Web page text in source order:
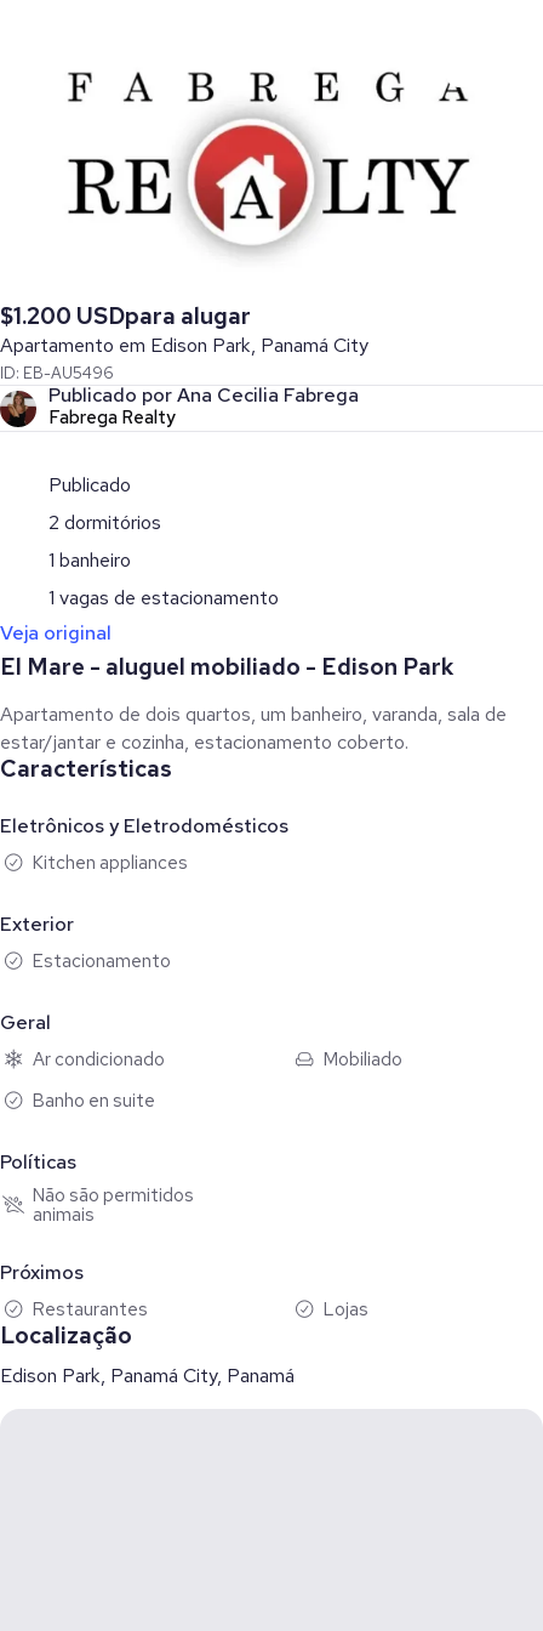
$1.200 USDpara alugar
Apartamento em Edison Park, Panamá City
ID: EB-AU5496
Publicado por Ana Cecilia Fabrega
Fabrega Realty
Publicado
2 dormitórios
1 banheiro
1 vagas de estacionamento
Veja original
El Mare - aluguel mobiliado - Edison Park
Apartamento de dois quartos, um banheiro, varanda, sala de
estar/jantar e cozinha, estacionamento coberto.
Características
Eletrônicos y Eletrodomésticos
Kitchen appliances
Exterior
Estacionamento
Geral
Ar condicionado
Mobiliado
Banho en suite
Políticas
Não são permitidos
animais
Próximos
Restaurantes Lojas
Localização
Edison Park, Panamá City, Panamá